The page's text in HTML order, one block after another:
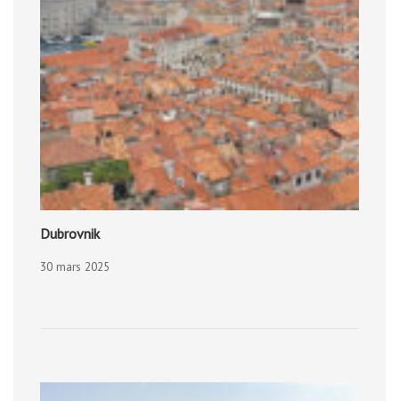
Dubrovnik
30 mars 2025